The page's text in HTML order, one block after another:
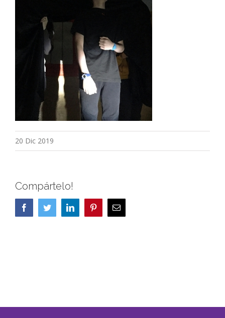
20 Dic 2019
Compártelo!
FacebookTwitterLinkedIn PinterestCorreo
electrónico